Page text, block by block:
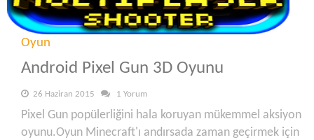
Oyun
Android Pixel Gun 3D Oyunu
26 Haziran 2015 1 Yorum
Pixel Gun popülerliğini hala koruyan mükemmel aksiyon
oyunu.Oyun Minecraft'ı andırsada zaman geçirmek için